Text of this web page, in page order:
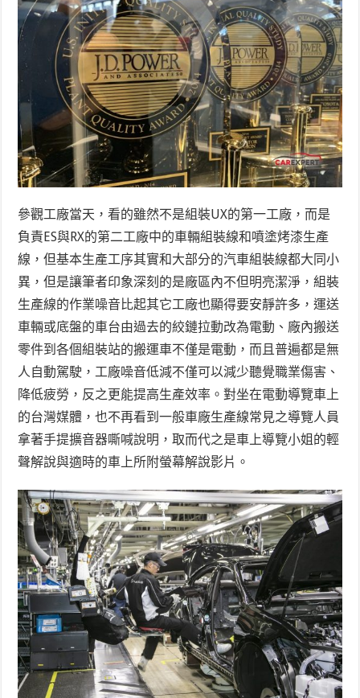
參觀工廠當天，看的雖然不是組裝UX的第一工廠，而是
負責ES與RX的第二工廠中的車輛組裝線和噴塗烤漆生產
線，但基本生產工序其實和大部分的汽車組裝線都大同小
異，但是讓筆者印象深刻的是廠區內不但明亮潔淨，組裝
生產線的作業噪音比起其它工廠也顯得要安靜許多，運送
車輛或底盤的車台由過去的絞鏈拉動改為電動、廠內搬送
零件到各個組裝站的搬運車不僅是電動，而且普遍都是無
人自動駕駛，工廠噪音低減不僅可以減少聽覺職業傷害、
降低疲勞，反之更能提高生產效率。對坐在電動導覽車上
的台灣媒體，也不再看到一般車廠生產線常見之導覽人員
拿著手提擴音器嘶喊說明，取而代之是車上導覽小姐的輕
聲解說與適時的車上所附螢幕解說影片。